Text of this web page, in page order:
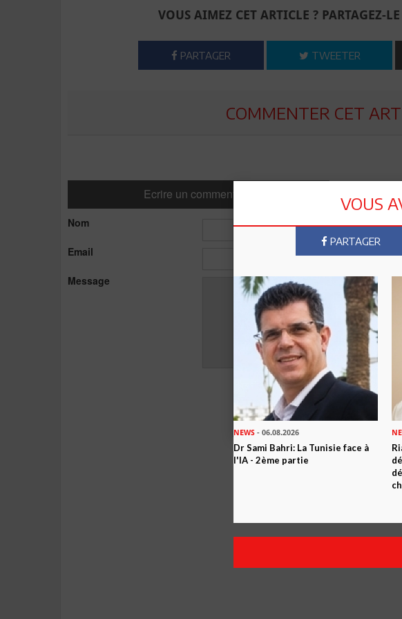
VOUS AIMEZ CET ARTICLE ? PARTAGEZ-
PARTAGER TWEETER
COMMENTER CET
Ecrire un commentaire
Nom
Email
Message
VOUS
PARTAGER
NEWS - 06.08.2026
Dr Sami Bahri: La Tunisie face à
l'IA - 2ème partie